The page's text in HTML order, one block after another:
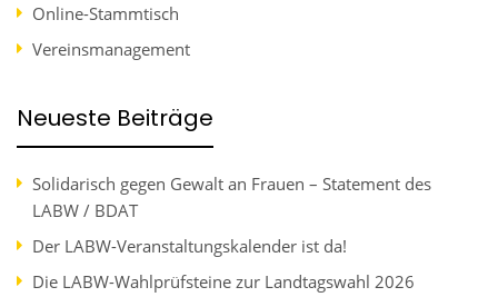
Online-Stammtisch
Vereinsmanagement
Neueste Beiträge
Solidarisch gegen Gewalt an Frauen – Statement des
LABW / BDAT
Der LABW-Veranstaltungskalender ist da!
Die LABW-Wahlprüfsteine zur Landtagswahl 2026